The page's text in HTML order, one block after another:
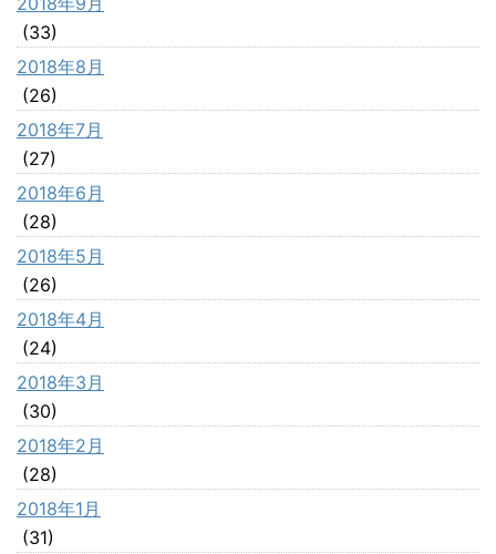
(33)
2018年8月
(26)
2018年7月
(27)
2018年6月
(28)
2018年5月
(26)
2018年4月
(24)
2018年3月
(30)
2018年2月
(28)
2018年1月
(31)